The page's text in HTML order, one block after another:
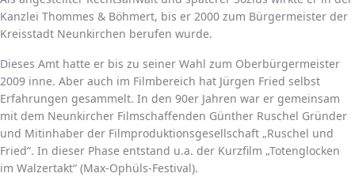
Kanzlei Thommes & Böhmert, bis er 2000 zum Bürgermeister der
Kreisstadt Neunkirchen berufen wurde.
Dieses Amt hatte er bis zu seiner Wahl zum Oberbürgermeister
2009 inne. Aber auch im Filmbereich hat Jürgen Fried selbst
Erfahrungen gesammelt. In den 90er Jahren war er gemeinsam
mit dem Neunkircher Filmschaffenden Günther Ruschel Gründer
und Mitinhaber der Filmproduktionsgesellschaft „Ruschel und
Fried“. In dieser Phase entstand u.a. der Kurzfilm „Totenglocken
im Walzertakt“ (Max-Ophüls-Festival).